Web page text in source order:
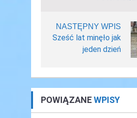
NASTĘPNY WPIS
Sześć lat minęło jak
jeden dzień
POWIĄZANEWPISY